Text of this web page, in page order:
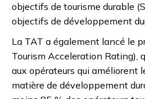
objectifs de tourisme durable
objectifs de développement
La TAT a également lancé le
Tourism Acceleration Rating),
aux opérateurs qui améliorent
matière de développement